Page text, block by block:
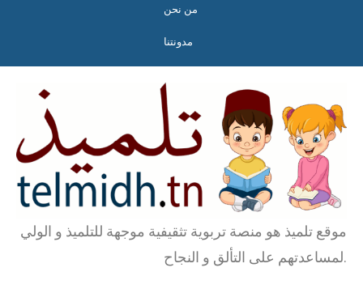
من نحن
مدونتنا
موقع تلميذ هو منصة تربوية تثقيفية موجهة للتلميذ و الولي
لمساعدتهم على التألق و النجاح.